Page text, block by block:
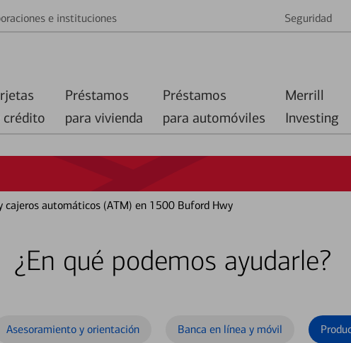
e instituciones Seguridad
crédito
Préstamos
para vivienda
Préstamos
para automóviles
Merrill
Investing
cajeros automáticos (ATM) en 1500 Buford Hwy
¿En qué podemos ayudarle?
Asesoramiento y orientación Banca en línea y móvil